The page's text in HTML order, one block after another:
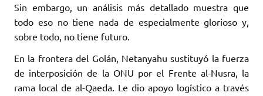
Sin embargo, un análisis más detallado muestra que
todo eso no tiene nada de especialmente glorioso y,
sobre todo, no tiene futuro.
En la frontera del Golán, Netanyahu sustituyó la fuerza
de interposición de la ONU por el Frente al-Nusra, la
rama local de al-Qaeda. Le dio apoyo logístico a través